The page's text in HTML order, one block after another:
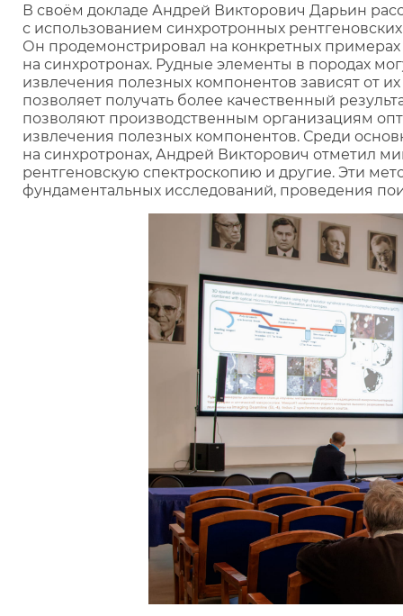
В своём докладе Андрей Викторович Дарьин
с использованием синхротронных
Он продемонстрировал на конкретных
на синхротронах. Рудные элементы в породах
извлечения полезных компонентов зависят от
позволяет получать более качественный
позволяют производственным организациям
извлечения полезных компонентов. Среди
на синхротронах, Андрей Викторович отметил
рентгеновскую спектроскопию и другие. Эти
фундаментальных исследований, проведения